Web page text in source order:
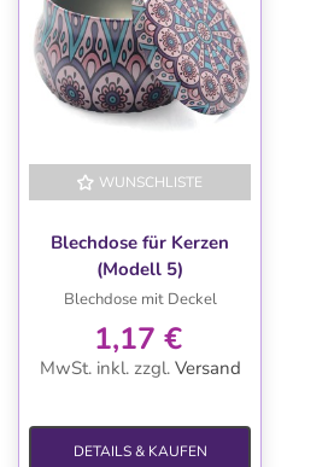
WUNSCHLISTE
Blechdose für Kerzen
(Modell 5)
Blechdose mit Deckel
1,17 €
MwSt. inkl. zzgl. Versand
DETAILS & KAUFEN